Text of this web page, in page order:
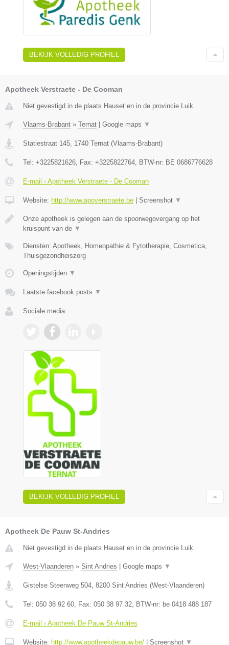
BEKIJK VOLLEDIG PROFIEL
Apotheek Verstraete - De Cooman
Niet gevestigd in de plaats Hauset en in de provincie Luik.
Vlaams-Brabant » Ternat | Google maps ▼
Statiestraat 145 1740 Ternat (Vlaams-Brabant)
Tel: +3225821626 , Fax: +3225822764 , BTW-nr: BE 0686776628
E-mail › Apotheek Verstraete - De Cooman
Website: http://www.apoverstraete.be | Screenshot ▼
Onze apotheek is gelegen aan de spoorwegovergang op het
kruispunt van de ▼
Diensten: Apotheek, Homeopathie & Fytotherapie, Cosmetica,
Thuisgezondheiszorg
Openingstijden ▼
Laatste facebook posts ▼
Sociale media:
BEKIJK VOLLEDIG PROFIEL
Apotheek De Pauw St-Andries
Niet gevestigd in de plaats Hauset en in de provincie Luik.
West-Vlaanderen » Sint Andries Google maps ▼
Gistelse Steenweg 504, 8200 Sint Andries (West-Vlaanderen)
Tel: 050 38 92 60, Fax: 050 38 97 32, BTW-nr: be 0418 488 187
E-mail › Apotheek De Pauw St-Andries
Website: http://www.apotheekdepauw.be/ Screenshot ▼